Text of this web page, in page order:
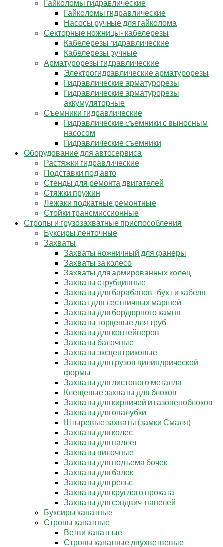
Гайколомы гидравлические
Гайколомы гидравлические
Насосы ручные для гайколома
Секторные ножницы- кабелерезы
Кабелерезы гидравлические
Кабелерезы ручные
Арматурорезы гидравлические
Электрогидравлические арматурорезы
Гидравлические арматурорезы
Гидравлические арматурорезы
аккумуляторные
Съемники гидравлические
Гидравлические cъемники с выносным
насосом
Гидравлические съемники
Оборудование для автосервиса
Растяжки гидравлические
Подставки под авто
Стенды для ремонта двигателей
Стяжки пружин
Лежаки подкатные ремонтные
Стойки трансмиссионные
Стропы и грузозахватные приспособления
Буксиры ленточные
Захваты
Захваты ножничный для фанеры
Захваты за колесо
Захваты для армированных колец
Захваты струбцинные
Захваты для барабанов- бухт и кабеля
Захват для лестничных маршей
Захваты для бордюрного камня
Захваты торцевые для труб
Захваты для контейнеров
Захваты балочные
Захваты эксцентриковые
Захваты для грузов цилиндрической
формы
Захваты для листового металла
Клещевые захваты для блоков
Захваты для кирпичей и газопеноблоков
Захваты для опалубки
Штыревые захваты (замки Смаля)
Захваты для колес
Захваты для паллет
Захваты вилочные
Захваты для подъема бочек
Захваты для балок
Захваты для рельс
Захваты для круглого проката
Захваты для сэндвич-панелей
Буксиры канатные
Стропы канатные
Ветви канатные
Стропы канатные двухветвевые